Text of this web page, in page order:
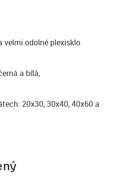
velmi odolné plexisklo
a bílá,
20x30, 30x40, 40x60 a